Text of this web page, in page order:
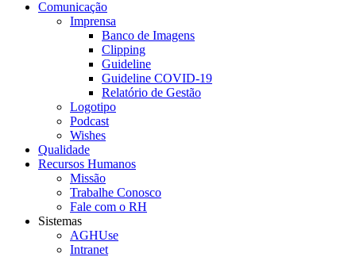
Comunicação
Imprensa
Banco de Imagens
Clipping
Guideline
Guideline COVID-19
Relatório de Gestão
Logotipo
Podcast
Wishes
Qualidade
Recursos Humanos
Missão
Trabalhe Conosco
Fale com o RH
Sistemas
AGHUse
Intranet